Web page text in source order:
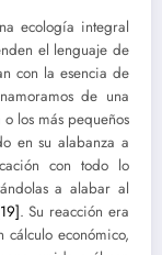
ecología integral
el lenguaje de
con la esencia de
de una
los más pequeños
en su alabanza a
con todo lo
a alabar al
. Su reacción era
cálculo económico,